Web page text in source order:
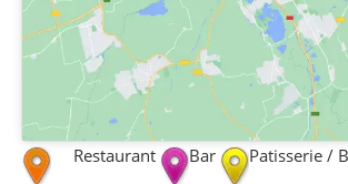
Restaurant Bar Patisserie /